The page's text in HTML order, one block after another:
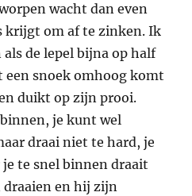
wacht dan even
krijgt om af te zinken. Ik
de lepel bijna op half
een snoek omhoog komt
duikt op zijn prooi.
je kunt wel
draai niet te hard, je
te snel binnen draait
draaien en hij zijn